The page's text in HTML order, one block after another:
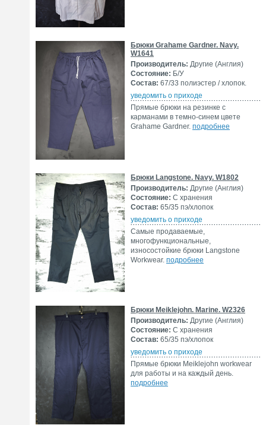
Брюки Grahame Gardner. Navy.
W1641
Производитель: Другие (Англия)
Состояние: Б/У
Состав: 67/33 полиэстер / хлопок.
уведомить о приходе
Прямые брюки на резинке с
карманами в темно-синем цвете
Grahame Gardner. подробнее
Брюки Langstone. Navy. W1802
Производитель: Другие (Англия)
Состояние: С хранения
Состав: 65/35 пэ/хлопок
уведомить о приходе
Самые продаваемые,
многофункциональные,
износостойкие брюки Langstone
Workwear. подробнее
Брюки Meiklejohn. Marine. W2326
Производитель: Другие (Англия)
Состояние: С хранения
Состав: 65/35 пэ/хлопок
уведомить о приходе
Прямые брюки Meiklejohn workwear
для работы и на каждый день.
подробнее